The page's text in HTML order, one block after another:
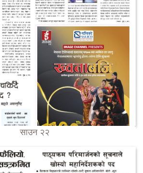
साउन २२